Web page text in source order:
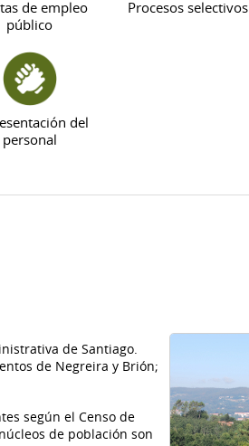
de empleo
público
Procesos selectivos
del
personal
de Santiago.
de Negreira y Brión;
según el Censo de
de población son